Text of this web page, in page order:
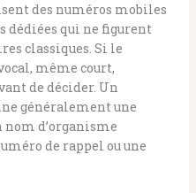
des numéros mobiles
dédiées qui ne figurent
classiques. Si le
même court,
de décider. Un
généralement une
nom d’organisme
de rappel ou une